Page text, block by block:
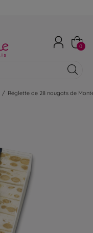
0
/ Réglette de 28 nougats de